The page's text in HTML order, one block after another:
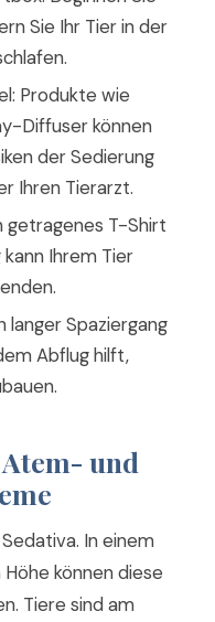
Sie Ihr Tier in der
Produkte wie
Diffuser können
der Sedierung
Ihren Tierarzt.
getragenes T-Shirt
Ihrem Tier
langer Spaziergang
Abflug hilft,
und
In einem
können diese
Tiere sind am